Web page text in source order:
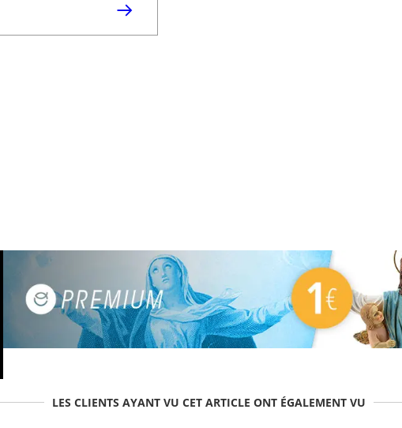
LES CLIENTS AYANT VU CET ARTICLE ONT ÉGALEMENT VU